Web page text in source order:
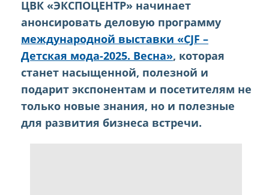
ЦВК «ЭКСПОЦЕНТР» начинает
анонсировать деловую программу
международной выставки «CJF –
Детская мода-​2025. Весна», которая
станет насыщенной, полезной и
подарит экспонентам и посетителям не
только новые знания, но и полезные
для развития бизнеса встречи.